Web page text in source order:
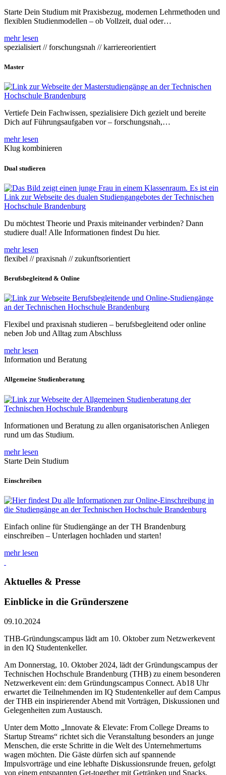
Starte Dein Studium mit Praxisbezug, modernen Lehrmethoden und
flexiblen Studienmodellen – ob Vollzeit, dual oder…
mehr lesen
spezialisiert // forschungsnah // karriereorientiert
Master
Vertiefe Dein Fachwissen, spezialisiere Dich gezielt und bereite
Dich auf Führungsaufgaben vor – forschungsnah,…
mehr lesen
Klug kombinieren
Dual studieren
Du möchtest Theorie und Praxis miteinander verbinden? Dann
studiere dual! Alle Informationen findest Du hier.
mehr lesen
flexibel // praxisnah // zukunftsorientiert
Berufsbegleitend & Online
Flexibel und praxisnah studieren – berufsbegleitend oder online
neben Job und Alltag zum Abschluss
mehr lesen
Information und Beratung
Allgemeine Studienberatung
Informationen und Beratung zu allen organisatorischen Anliegen
rund um das Studium.
mehr lesen
Starte Dein Studium
Einschreiben
Einfach online für Studiengänge an der TH Brandenburg
einschreiben – Unterlagen hochladen und starten!
mehr lesen
Aktuelles & Presse
Einblicke in die Gründerszene
09.10.2024
THB-Gründungscampus lädt am 10. Oktober zum Netzwerkevent
in den IQ Studentenkeller.
Am Donnerstag, 10. Oktober 2024, lädt der Gründungscampus der
Technischen Hochschule Brandenburg (THB) zu einem besonderen
Netzwerkevent ein: dem Gründungscampus Connect. Ab18 Uhr
erwartet die Teilnehmenden im IQ Studentenkeller auf dem Campus
der THB ein inspirierender Abend mit Vorträgen, Diskussionen und
Gelegenheiten zum Austausch.
Unter dem Motto „Innovate & Elevate: From College Dreams to
Startup Streams“ richtet sich die Veranstaltung besonders an junge
Menschen, die erste Schritte in die Welt des Unternehmertums
wagen möchten. Die Gäste dürfen sich auf spannende
Impulsvorträge und eine lebhafte Diskussionsrunde freuen, gefolgt
von einem entspannten Get-together mit Getränken und Snacks.